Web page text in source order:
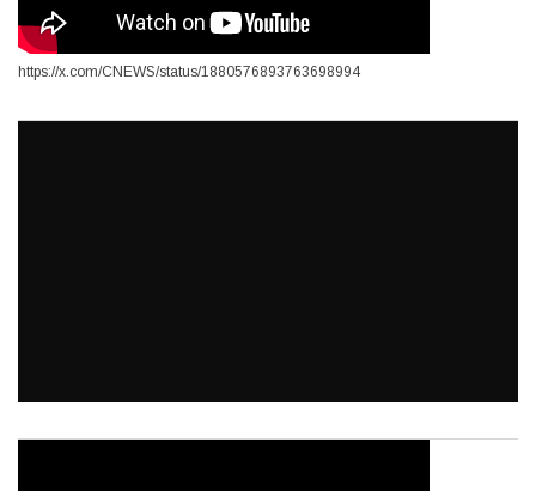
https://x.com/CNEWS/status/1880576893763698994